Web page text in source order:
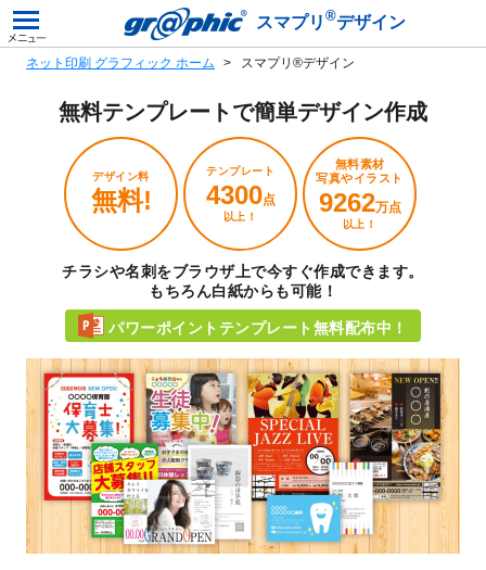
スマプリ ®デザイン
ネット印刷 グラフィック ホーム スマプリ®デザイン
無料テンプレートで簡単デザイン作成
デザイン料
無料!
テンプレート
4300点
以上！
無料素材
写真やイラスト
9262万点
以上！
チラシや名刺をブラウザ上で今すぐ作成できます。
もちろん白紙からも可能！
パワーポイントテンプレート無料配布中！